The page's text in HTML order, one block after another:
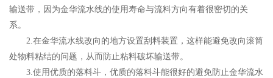
输送带，因为金华流水线的使用寿命与流料方向有着很密切的关
系。
2.在金华流水线改向的地方设置刮料装置，这样能避免改向滚筒
处物料粘结的问题，从而防止粘料破坏输送带。
3.使用优质的落料斗，优质的落料斗能很好的避免防止金华流水